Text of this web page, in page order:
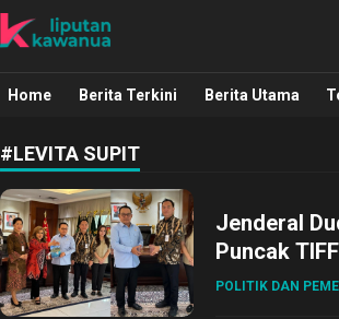
Liputan Kawanua
Berita Manado, Sulawesi Utara,
Home Berita Terkini Berita Utama
#LEVITA SUPIT
Jenderal
Puncak
POLITIK DAN